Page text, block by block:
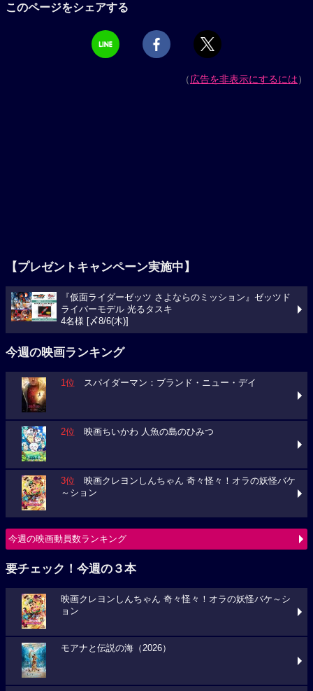
このページをシェアする
（広告を非表示にするには）
【プレゼントキャンペーン実施中】
『仮面ライダーゼッツ さよならのミッション』ゼッツド
ライバーモデル 光るタスキ
4名様 [〆8/6(木)]
今週の映画ランキング
1位 スパイダーマン：ブランド・ニュー・デイ
2位 映画ちいかわ 人魚の島のひみつ
3位 映画クレヨンしんちゃん 奇々怪々！オラの妖怪バケ
～ション
今週の映画動員数ランキング
要チェック！今週の３本
映画クレヨンしんちゃん 奇々怪々！オラの妖怪バケ～シ
ョン
モアナと伝説の海（2026）